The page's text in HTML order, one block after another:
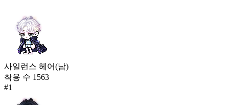
사일런스 헤어(남)
착용 수 1563
#1